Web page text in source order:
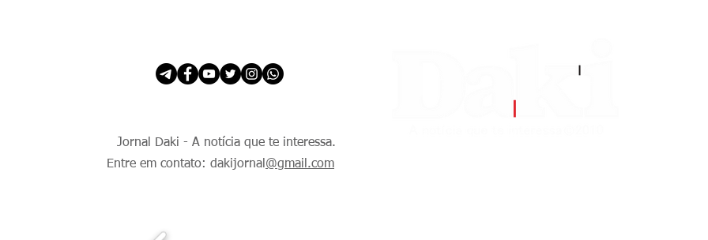
Jornal Daki - A notícia que te interessa.
Entre em contato: dakijornal @gmail.com